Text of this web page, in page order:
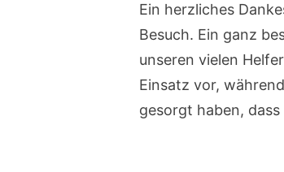
Ein herzliches
Besuch. Ein ganz
unseren vielen
Einsatz vor,
gesorgt haben,